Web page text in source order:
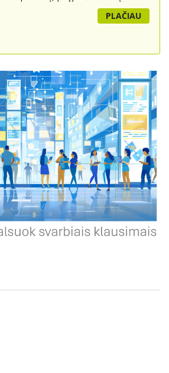
ir įtraukti jį į miesto
planus. Šis tiltas ne tik padėtų
susisiekimo galimybių tiek
ragina atlikti techninę,
analizę, organizuoti viešas
projektą į ilgalaikius miesto
transporto sistemos patikimumą
augančio miesto poreikių.
PLAČIAU